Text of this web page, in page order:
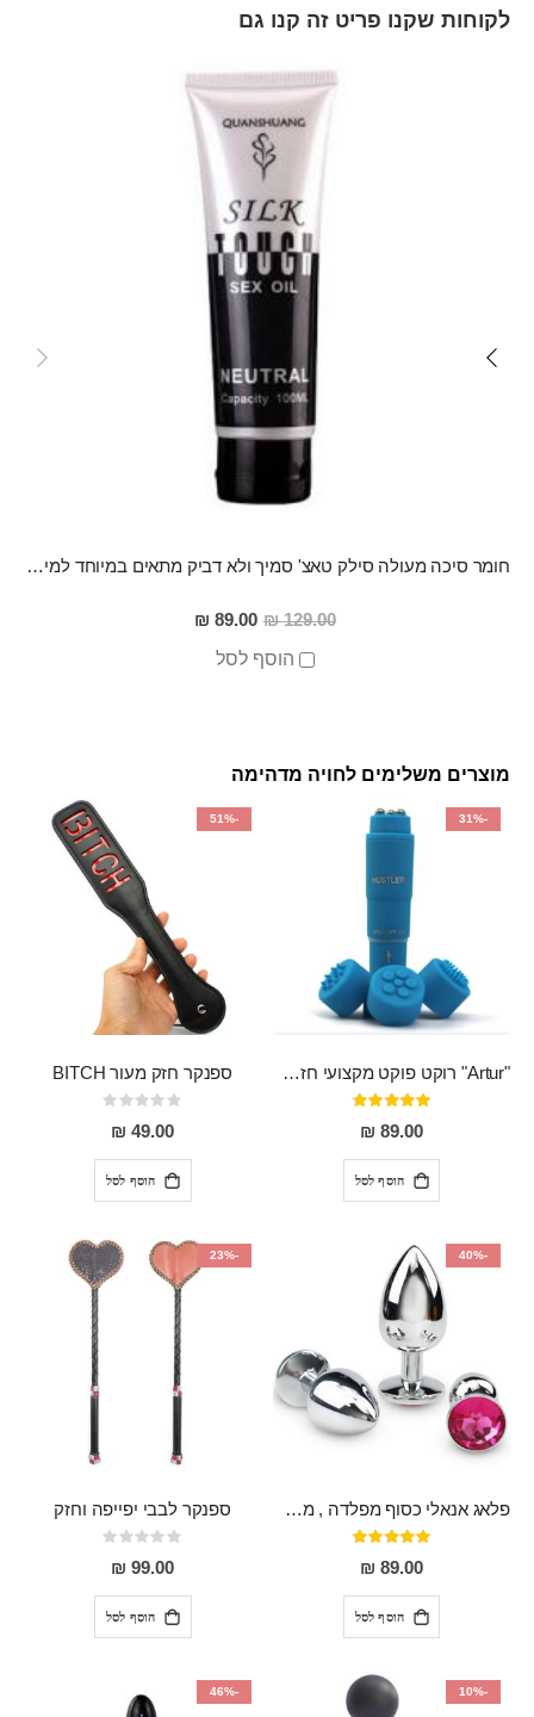
לקוחות שקנו פריט זה קנו גם
חומר סיכה מעולה סילק טאצ' סמיך ולא דביק מתאים במיוחד למין אנאלי
129.00 ₪
מחיר
מבצע
89.00 ₪
הוסף לסל
מוצרים משלימים לחויה מדהימה
-31%
"Artur" רוקט פוקט מקצועי חזק במיוחד
דירוג:
95%
89.00 ₪
הוסף לסל
-51%
ספנקר חזק מעור BITCH
Rating:
0%
49.00 ₪
הוסף לסל
-40%
פלאג אנאלי כסוף מפלדה , מתאים ללבישה מתחת לבגדים, בגודל 7.3 על 2.8 ס"מ
דירוג:
97%
89.00 ₪
הוסף לסל
-23%
ספנקר לבבי יפייפה וחזק
Rating:
0%
99.00 ₪
הוסף לסל
-10%
-46%